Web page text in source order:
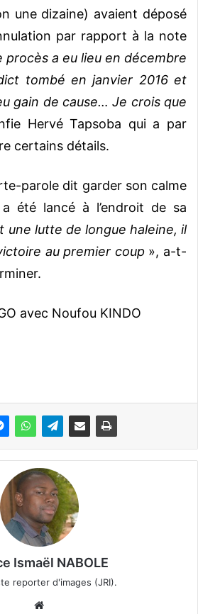
une dizaine) avaient déposé
par rapport à la note
procès a eu lieu en décembre
tombé en janvier 2016 et
gain de cause… Je crois que
Hervé Tapsoba qui a par
certains détails.
parole dit garder son calme
été lancé à l’endroit de sa
une lutte de longue haleine, il
au premier coup », a-t-
avec Noufou KINDO
Ismaël NABOLE
reporter d'images (JRI).